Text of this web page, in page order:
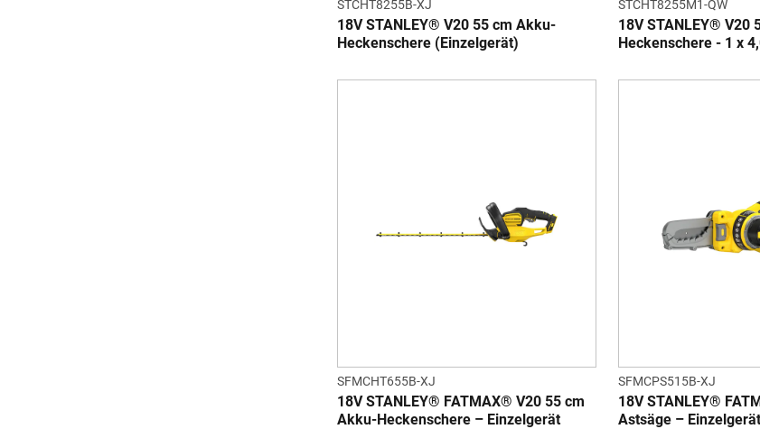
STCHT8255B-XJ
18V STANLEY® V20 55 cm Akku-
Heckenschere (Einzelgerät)
STCHT8255M1-QW
18V STANLEY® V20
Heckenschere - 1 x
SFMCHT655B-XJ
18V STANLEY® FATMAX® V20 55 cm
Akku-Heckenschere – Einzelgerät
SFMCPS515B-XJ
18V STANLEY®
Astsäge – Einzelgerät